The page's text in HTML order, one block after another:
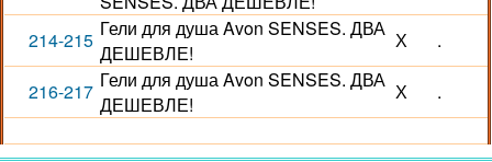
214-215 Гели для душа Avon SENSES. ДВА
ДЕШЕВЛЕ!
Х .
216-217 Гели для душа Avon SENSES. ДВА
ДЕШЕВЛЕ!
Х .